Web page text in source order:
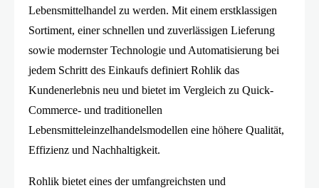
Lebensmittelhandel zu werden. Mit einem erstklassigen
Sortiment, einer schnellen und zuverlässigen Lieferung
sowie modernster Technologie und Automatisierung bei
jedem Schritt des Einkaufs definiert Rohlik das
Kundenerlebnis neu und bietet im Vergleich zu Quick-
Commerce- und traditionellen
Lebensmitteleinzelhandelsmodellen eine höhere Qualität,
Effizienz und Nachhaltigkeit.
Rohlik bietet eines der umfangreichsten und